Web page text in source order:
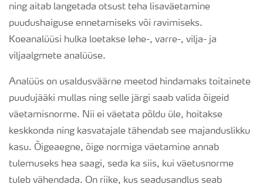
ning aitab langetada otsust teha lisaväetamine
puudushaiguse ennetamiseks või ravimiseks.
Koeanalüüsi hulka loetakse lehe-, varre-, vilja- ja
viljaalgmete analüüse.
Analüüs on usaldusväärne meetod hindamaks toitainete
puudujääki mullas ning selle järgi saab valida õigeid
väetamisnorme. Nii ei väetata põldu üle, hoitakse
keskkonda ning kasvatajale tähendab see majanduslikku
kasu. Õigeaegne, õige normiga väetamine annab
tulemuseks hea saagi, seda ka siis, kui väetusnorme
tuleb vähendada. On riike, kus seadusandlus seab